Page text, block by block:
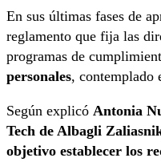
En sus últimas fases de
reglamento que fija las
programas de
personales, contemplado
Según explicó Antonia
Tech de Albagli
objetivo establecer los